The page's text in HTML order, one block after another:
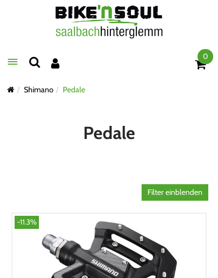
Toggle navigation
0
Shimano Pedale
Pedale
Filter einblenden
-11.3%